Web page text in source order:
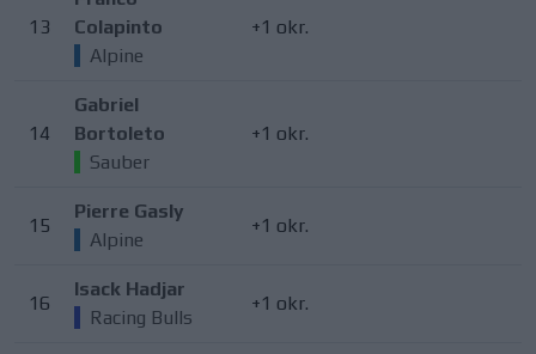
13
Colapinto
Alpine
+1 okr.
14
Gabriel
Bortoleto
Sauber
+1 okr.
15
Pierre Gasly
Alpine
+1 okr.
16
Isack Hadjar
Racing Bulls
+1 okr.